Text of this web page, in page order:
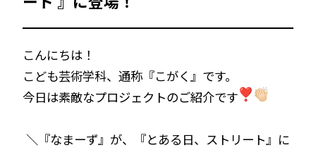
こんにちは！
こども芸術学科、通称『こがく』です。
今日は素敵なプロジェクトのご紹介です
＼『なまーず』が、『とある日、ストリート』に